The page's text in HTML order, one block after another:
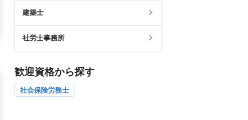
建築士
社労士事務所
歓迎資格から探す
社会保険労務士